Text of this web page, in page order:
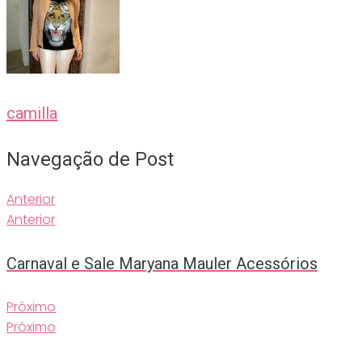
camilla
Navegação de Post
Anterior
Anterior
Carnaval e Sale Maryana Mauler Acessórios
Próximo
Próximo